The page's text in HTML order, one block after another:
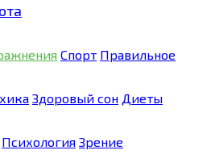
Спорт Правильное
Здоровый сон Диеты
Психология Зрение